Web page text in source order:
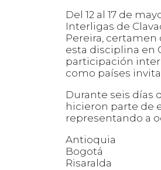
Del 12 al 17 de
Interligas de
Pereira,
esta disciplina en
participación
como países
Durante seis días
hicieron parte de
representando a
Antioquia
Bogotá
Risaralda